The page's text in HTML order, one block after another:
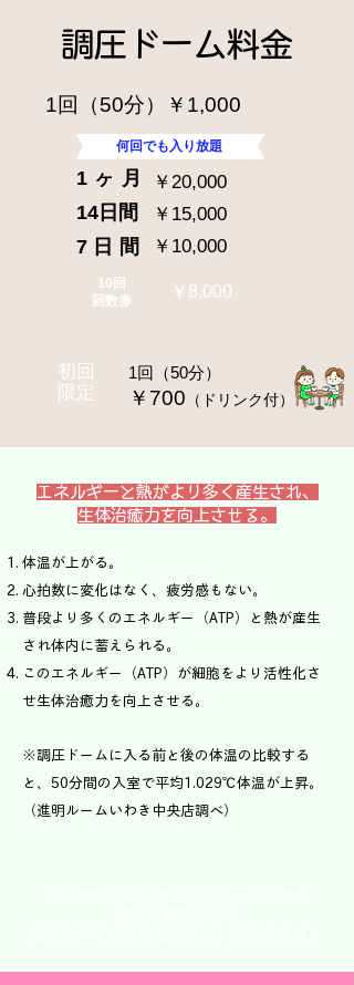
​調圧ドーム料金
​1回（50分）￥1,000
​何回でも入り放題
1ヶ月
14日間
​7日間
￥20,000
￥15,000
​￥10,000​
​10回
回数券
￥8,000​
初回
限定
​1回（50分）
​￥700 （ドリンク付）
エネルギーと熱がより多く産生され、
生体治癒力を向上させる。
体温が上がる。
心拍数に変化はなく、疲労感もない。
普段より多くのエネルギー（ATP）と熱が産生
され体内に蓄えられる。
このエネルギー（ATP）が細胞をより活性化さ
せ生体治癒力を向上させる。
※調圧ドームに入る前と後の体温の比較する
と、50分間の入室で平均1.029℃体温が上昇。
（進明ルームいわき中央店調べ）